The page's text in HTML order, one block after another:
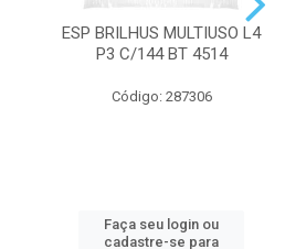
ESP BRILHUS MULTIUSO L4
P3 C/144 BT 4514
Código: 287306
Faça seu login ou
cadastre-se para